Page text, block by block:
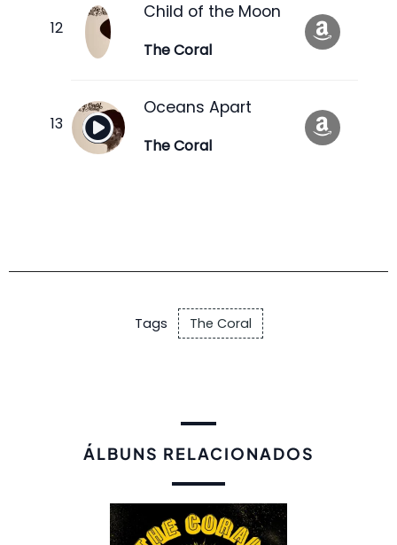
Child of the Moon
The Coral
Oceans Apart
The Coral
Tags The Coral
ÁLBUNS RELACIONADOS